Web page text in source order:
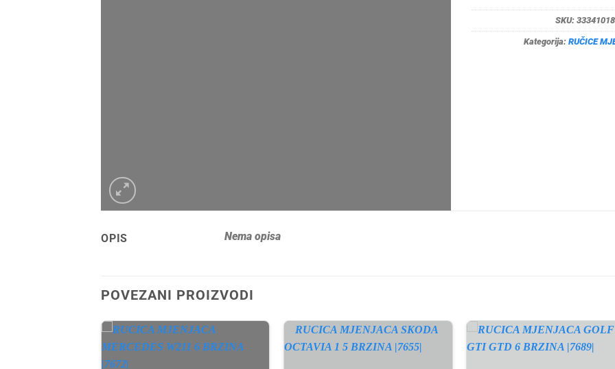
SKU: 33341018
Kategorija: RUČICE
OPIS Nema opisa
POVEZANI PROIZVODI